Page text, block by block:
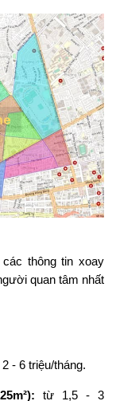
thông tin xoay
quan tâm nhất
- 6 triệu/tháng.
từ 1,5 - 3